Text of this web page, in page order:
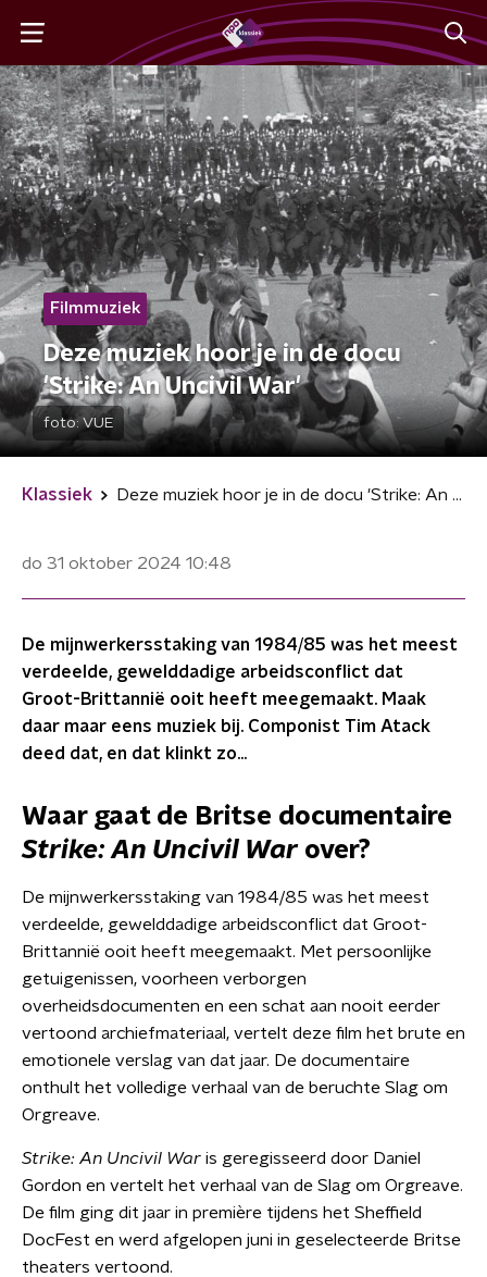
Filmmuziek
Deze muziek hoor je in de docu
'Strike: An Uncivil War'
foto:VUE
Klassiek Deze muziek hoor je in de docu 'Strike: An Uncivil War'
do 31 oktober 2024 10:48
De mijnwerkersstaking van 1984/85 was het meest
verdeelde, gewelddadige arbeidsconflict dat
Groot-Brittannië ooit heeft meegemaakt. Maak
daar maar eens muziek bij. Componist Tim Atack
deed dat, en dat klinkt zo...
Waar gaat de Britse documentaire
Strike: An Uncivil Warover?
De mijnwerkersstaking van 1984/85 was het meest
verdeelde, gewelddadige arbeidsconflict dat Groot-
Brittannië ooit heeft meegemaakt. Met persoonlijke
getuigenissen, voorheen verborgen
overheidsdocumenten en een schat aan nooit eerder
vertoond archiefmateriaal, vertelt deze film het brute en
emotionele verslag van dat jaar. De documentaire
onthult het volledige verhaal van de beruchte Slag om
Orgreave.
Strike: An Uncivil War is geregisseerd door Daniel
Gordon en vertelt het verhaal van de Slag om Orgreave.
De film ging dit jaar in première tijdens het Sheffield
DocFest en werd afgelopen juni in geselecteerde Britse
theaters vertoond.